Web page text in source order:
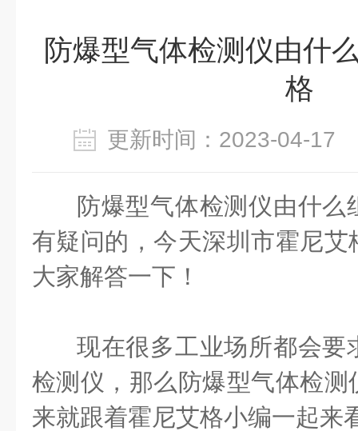
防爆型气体检测仪由什
格
更新时间：2023-04-
防爆型气体检测仪由什么
有疑问的，今天深圳市霍尼
大家解答一下！
现在很多工业场所都会要
检测仪，那么防爆型气体检
来就跟着霍尼艾格小编一起来